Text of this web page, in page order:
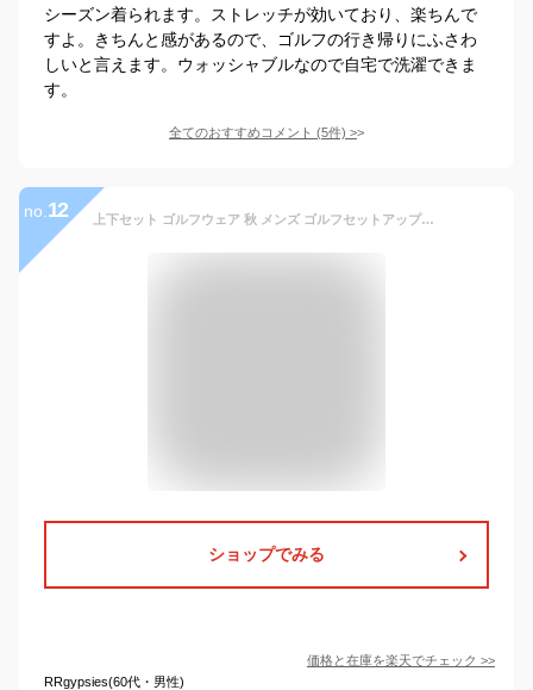
シーズン着られます。ストレッチが効いており、楽ちんで
すよ。きちんと感があるので、ゴルフの行き帰りにふさわ
しいと言えます。ウォッシャブルなので自宅で洗濯できま
す。
全てのおすすめコメント (5件) >
no. 12 上下セット ゴルフウェア 秋 メンズ ゴルフセットアップメンズ ゴルフ セットアップ ゴルフウエアセットアップ コーディネート コーデ ウェア ウエア セット ゴルフメンズ ゴルフウエア ゴルフジャケット テーラードジャケット パンツ メンズゴルフ かっこいい
ショップでみる
価格と在庫を楽天でチェック >>
RRgypsies(60代・男性)